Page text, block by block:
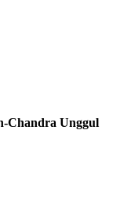
Chandra Unggul